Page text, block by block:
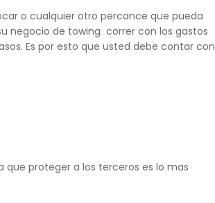
o cualquier otro percance que pueda
negocio de towing correr con los gastos
Es por esto que usted debe contar con
que proteger a los terceros es lo mas